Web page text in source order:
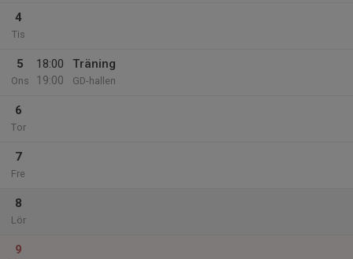
4
Tis
5
Ons
18:00
19:00
Träning
GD-hallen
6
Tor
7
Fre
8
Lör
9